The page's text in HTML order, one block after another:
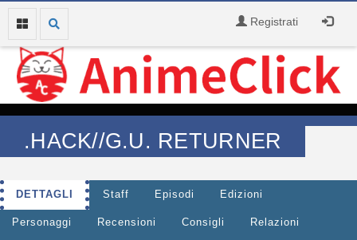
Registrati
.HACK//G.U. RETURNER
DETTAGLI Staff Episodi Edizioni
Personaggi Recensioni Consigli Relazioni